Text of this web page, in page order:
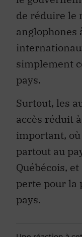
de réduire le
simplement
Surtout, les
accès réduit
important, où
partout au
Québécois, et
perte pour
Une réaction à